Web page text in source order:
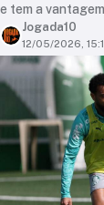
e tem a
Jogada10
12/05/2026,